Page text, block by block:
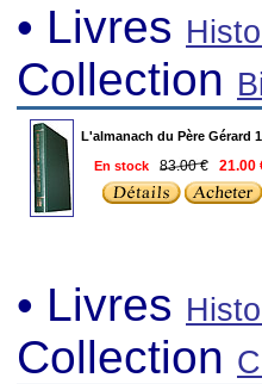
• Livres
Collection
L'almanach du Père Gérard
En stock 83.00 € 21.00
• Livres
Collection